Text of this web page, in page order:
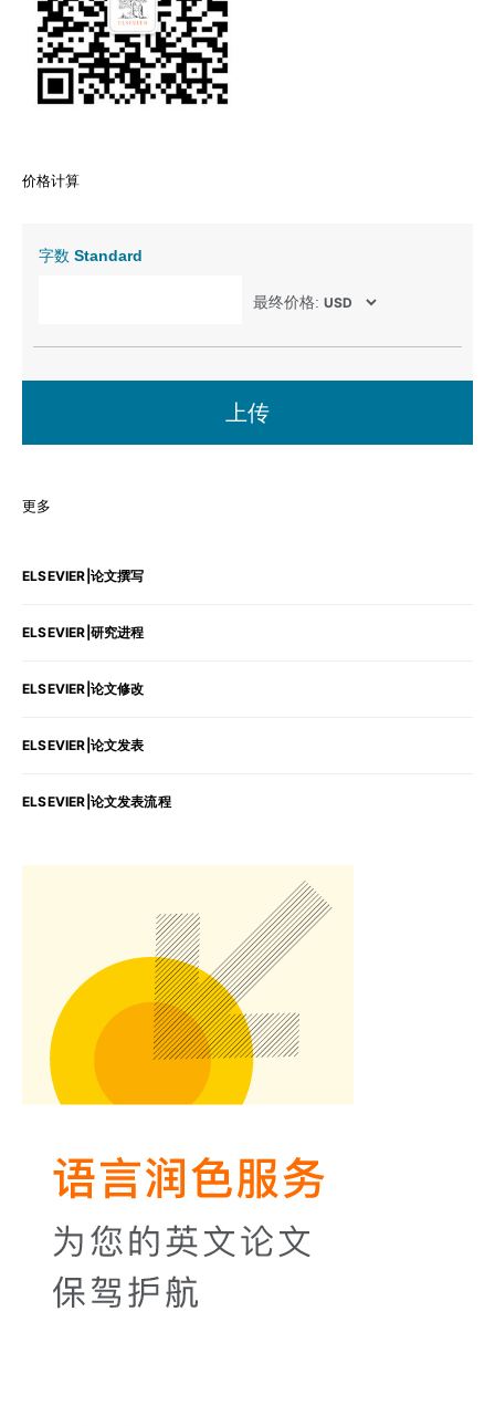
价格计算
字数 Standard
最终价格:
上传
更多
ELSEVIER|论文撰写
ELSEVIER|研究进程
ELSEVIER|论文修改
ELSEVIER|论文发表
ELSEVIER|论文发表流程